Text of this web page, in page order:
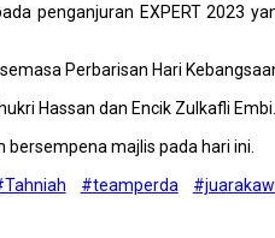
penganjuran EXPERT 2023
Perbarisan Hari
Hassan dan Encik Zulkafli Embi.
majlis pada hari ini.
#teamperda